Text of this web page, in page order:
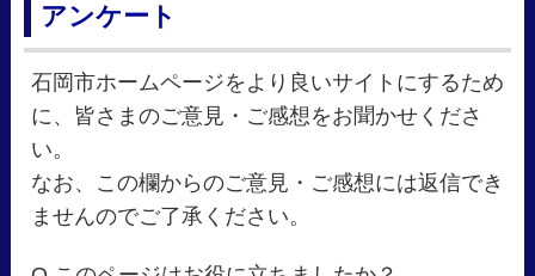
アンケート
石岡市ホームページをより良いサイトにするため
に、皆さまのご意見・ご感想をお聞かせくださ
い。
なお、この欄からのご意見・ご感想には返信でき
ませんのでご了承ください。